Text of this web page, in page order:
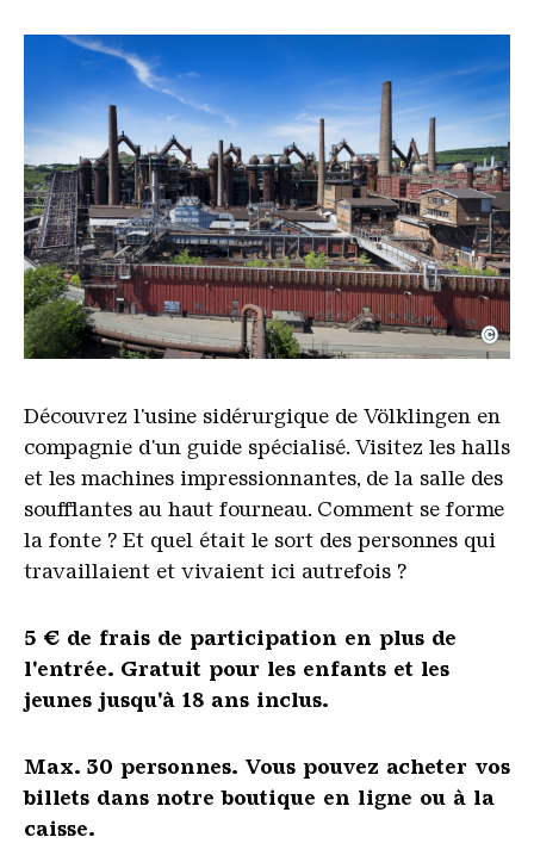
Panoramaansicht der Hochofengruppe der
Copyright: Weltkulturerbe Völklinger Hütte | Karl
©
Découvrez l'usine sidérurgique de Völklingen en
compagnie d'un guide spécialisé. Visitez les halls
et les machines impressionnantes, de la salle des
soufflantes au haut fourneau. Comment se forme
la fonte ? Et quel était le sort des personnes qui
travaillaient et vivaient ici autrefois ?
5 € de frais de participation en plus de
l'entrée. Gratuit pour les enfants et les
jeunes jusqu'à 18 ans inclus.
Max. 30 personnes. Vous pouvez acheter vos
billets dans notre boutique en ligne ou à la
caisse.